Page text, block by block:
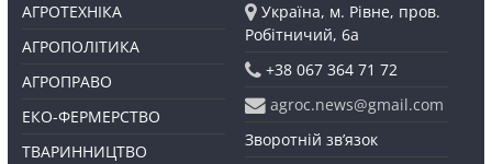
АГРОТЕХНІКА
АГРОПОЛІТИКА
АГРОПРАВО
ЕКО-ФЕРМЕРСТВО
ТВАРИННИЦТВО
Україна, м. Рівне, пров.
Робітничий, 6а
+38 067 364 71 72
agroc.news@gmail.com
Зворотній зв’язок